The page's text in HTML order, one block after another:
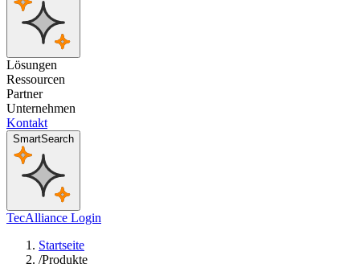
Lösungen
Ressourcen
Partner
Unternehmen
Kontakt
SmartSearch
TecAlliance Login
Startseite
/Produkte